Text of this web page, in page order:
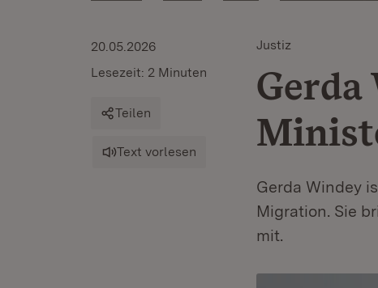
Justiz
Gerda
Gerda Windey
Migration. Sie
mit.
20.05.2026
Lesezeit: 2 Minuten
Teilen
Text vorlesen